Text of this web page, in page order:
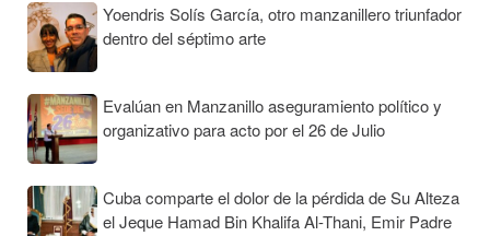
Yoendris Solís García, otro manzanillero triunfador
dentro del séptimo arte
Evalúan en Manzanillo aseguramiento político y
organizativo para acto por el 26 de Julio
Cuba comparte el dolor de la pérdida de Su Alteza
el Jeque Hamad Bin Khalifa Al-Thani, Emir Padre